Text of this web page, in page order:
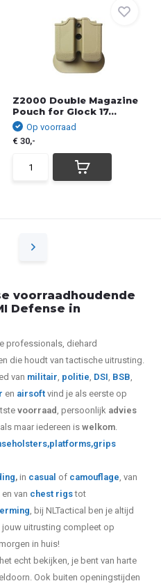
Z2000 Double Magazine
Pouch for Glock 17...
Op voorraad
€ 30,-
voorraadhoudende
Defense in
professionals, diehard
die houdt van tactische uitrusting.
van militair, politie, DSI, BSB,
en airsoft vind je als eerste op
voorraad, persoonlijk advies
maar iedereen iswelkom.
holsters,platforms,grips
, in casual of camouflage, van
en van chest rigstot
, bij NLTactical ben je altijd
uitrusting compleet op
in huis!
echt bekijken, je bent van harte
Ook buiten openingstijden